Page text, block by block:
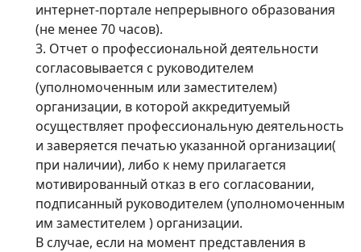
интернет-портале непрерывного образования
(не менее 70 часов).
3. Отчет о профессиональной деятельности
согласовывается с руководителем
(уполномоченным или заместителем)
организации, в которой аккредитуемый
осуществляет профессиональную деятельность
и заверяется печатью указанной организации(
при наличии), либо к нему прилагается
мотивированный отказ в его согласовании,
подписанный руководителем (уполномоченным
им заместителем ) организации.
В случае, если на момент представления в